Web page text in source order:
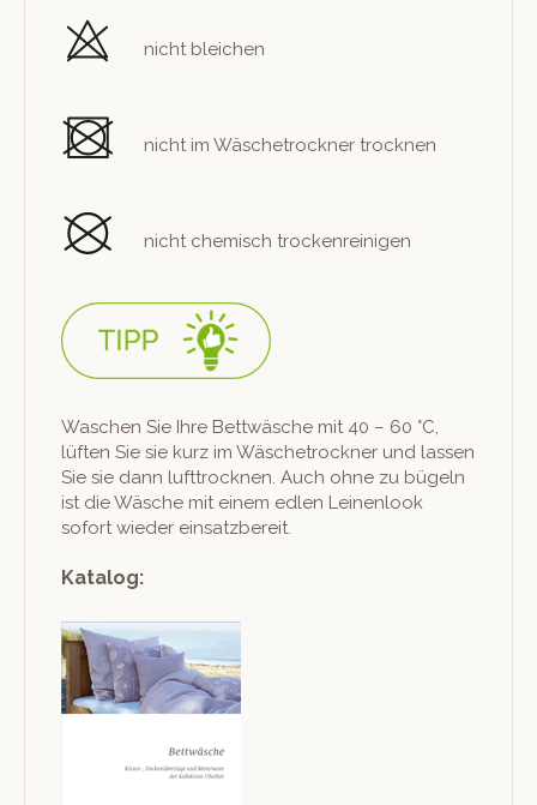
nicht bleichen
nicht im Wäschetrock­n­er trocknen
nicht chemisch trockenreinigen
Waschen Sie Ihre Bet­twäsche mit 40 – 60 °C,
lüften Sie sie kurz im Wäschetrock­n­er und lassen
Sie sie dann luft­trock­nen. Auch ohne zu bügeln
ist die Wäsche mit einem edlen Leinen­look
sofort wieder einsatzbereit.
Katalog: